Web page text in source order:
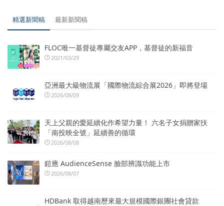
精選新聞稿 最新新聞稿
FLOC唯一基督徒專屬交友APP，基督徒的新福音
2021/03/29
亞洲最大級物流展「國際物流綜合展2026」即將登場
2026/08/09
天上父親的愛延續化作希望力量！ 六名子女捐贈家扶
「南投映全號」延續善的循環
2026/08/08
鎧應 AudienceSense 臉部辨識功能上市
2026/08/07
HDBank 取得越南歷來最大規模國際銀團社會貸款